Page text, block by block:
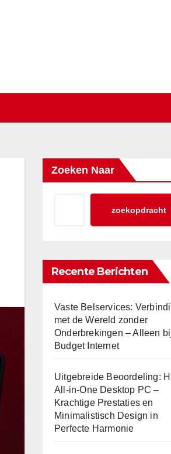
Zoeken Naar
zoekopdracht
Recente Berichten
Vaste Belservices:
met de Wereld zonder
Onderbrekingen – Alleen
Budget Internet
Uitgebreide Beoordeling:
All-in-One Desktop PC –
Krachtige Prestaties en
Minimalistisch Design in
Perfecte Harmonie